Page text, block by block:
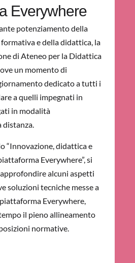
Everywhere
potenziamento della
e della didattica, la
di Ateneo per la Didattica
un momento di
dedicato a tutti i
a quelli impegnati in
in modalità
distanza.
“Innovazione, didattica e
Everywhere”, si
alcuni aspetti
soluzioni tecniche messe a
Everywhere,
il pieno allineamento
normative.